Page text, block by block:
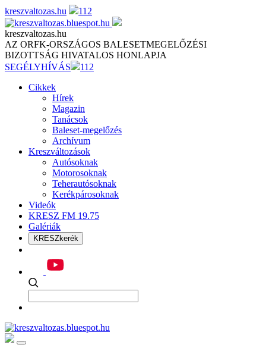
Skip
to
content
kreszvaltozas.hu 112
kreszvaltozas.hu
AZ ORFK-ORSZÁGOS BALESETMEGELŐZÉSI
BIZOTTSÁG HIVATALOS HONLAPJA
SEGÉLYHÍVÁS
112
Cikkek
Hírek
Magazin
Tanácsok
Baleset-megelőzés
Archívum
Kreszváltozások
Autósoknak
Motorosoknak
Teherautósoknak
Kerékpárosoknak
Videók
KRESZ FM 19.75
Galériák
KRESZkerék